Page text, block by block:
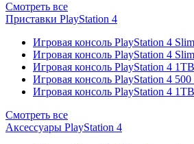
Смотреть все
Приставки PlayStation 4
Игровая консоль PlayStation 4
Игровая консоль PlayStation 4
Игровая консоль PlayStation 4
Игровая консоль PlayStation 4
Игровая консоль PlayStation 4
Смотреть все
Аксессуары PlayStation 4